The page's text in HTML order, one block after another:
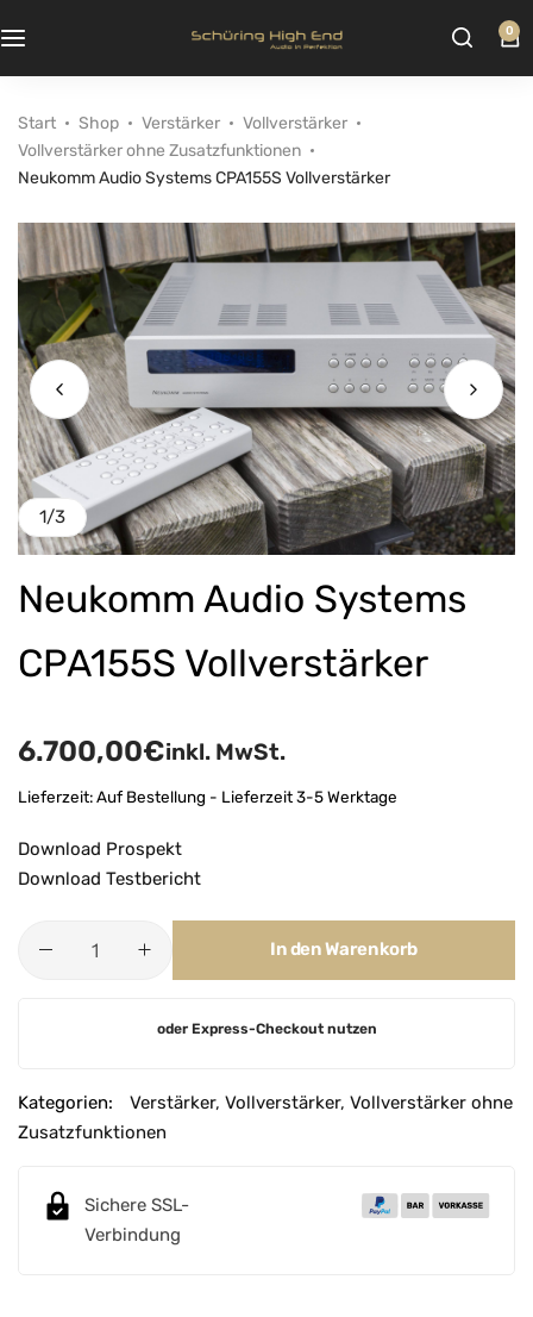
0
Start Shop Verstärker
Vollverstärker
Vollverstärker ohne Zusatzfunktionen
Neukomm Audio Systems CPA155S Vollverstärker
1/3
Neukomm Audio Systems
CPA155S Vollverstärker
6.700,00€inkl. MwSt.
Lieferzeit:Auf Bestellung - Lieferzeit 3-5 Werktage
Download Prospekt
Download Testbericht
In den Warenkorb
e
r
oder Express-Checkout nutzen
Kategorien: Verstärker, Vollverstärker, Vollverstärker ohne
Zusatzfunktionen
Sichere SSL-
Verbindung